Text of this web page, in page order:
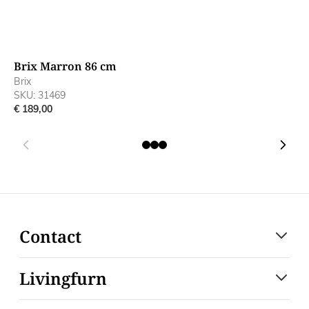
Brix Marron 86 cm
Brix
SKU: 31469
€ 189,00
Contact
Livingfurn